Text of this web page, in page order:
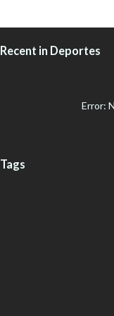
Recent in Deportes
Error:
Tags